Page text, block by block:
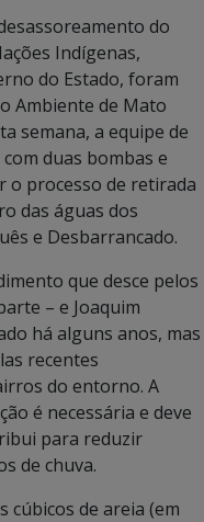
do
Indígenas,
do Estado, foram
Ambiente de Mato
semana, a equipe de
duas bombas e
o processo de retirada
das águas dos
e Desbarrancado.
que desce pelos
– e Joaquim
há alguns anos, mas
recentes
do entorno. A
é necessária e deve
para reduzir
de chuva.
cúbicos de areia (em